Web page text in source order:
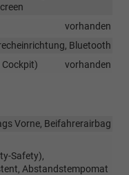
vorhanden
Bluetooth
vorhanden
Vorne, Beifahrerairbag
Safety),
Abstandstempomat